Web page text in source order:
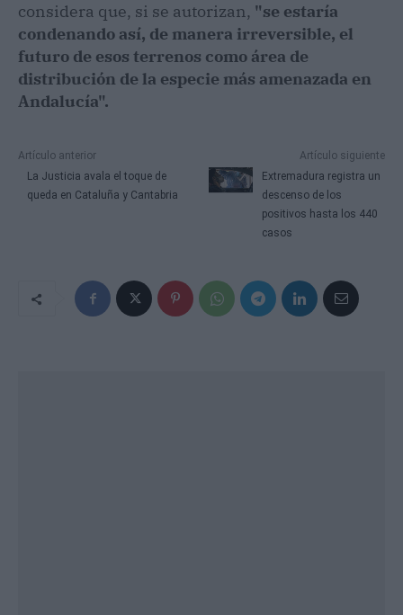
considera que, si se autorizan, "se estaría
condenando así, de manera irreversible, el
futuro de esos terrenos como área de
distribución de la especie más amenazada en
Andalucía".
Artículo anterior
La Justicia avala el toque de
queda en Cataluña y Cantabria
Artículo siguiente
Extremadura registra un
descenso de los
positivos hasta los 440
casos